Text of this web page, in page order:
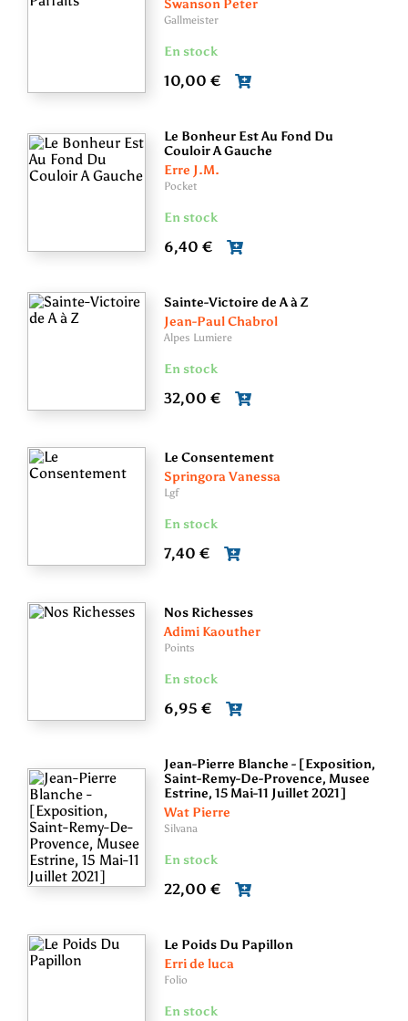
Swanson Peter
Gallmeister
En stock
10,00 €
Le Bonheur Est Au Fond Du
Couloir A Gauche
Erre J.M.
Pocket
En stock
6,40 €
Sainte-Victoire de A à Z
Jean-Paul Chabrol
Alpes Lumiere
En stock
32,00 €
Le Consentement
Springora Vanessa
Lgf
En stock
7,40 €
Nos Richesses
Adimi Kaouther
Points
En stock
6,95 €
Jean-Pierre Blanche - [Exposition,
Saint-Remy-De-Provence, Musee
Estrine, 15 Mai-11 Juillet 2021]
Wat Pierre
Silvana
En stock
22,00 €
Le Poids Du Papillon
Erri de luca
Folio
En stock